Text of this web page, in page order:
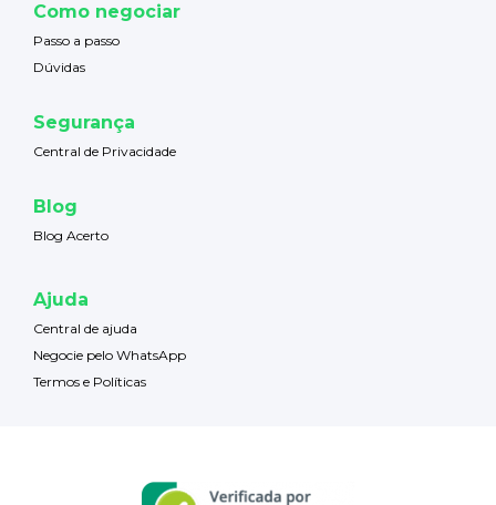
Como negociar
Passo a passo
Dúvidas
Segurança
Central de Privacidade
Blog
Blog Acerto
Ajuda
Central de ajuda
Negocie pelo WhatsApp
Termos e Políticas